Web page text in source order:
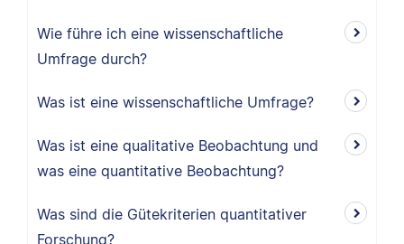
Wie führe ich eine wissenschaftliche
Umfrage durch?
Was ist eine wissenschaftliche Umfrage?
Was ist eine qualitative Beobachtung und
was eine quantitative Beobachtung?
Was sind die Gütekriterien quantitativer
Forschung?